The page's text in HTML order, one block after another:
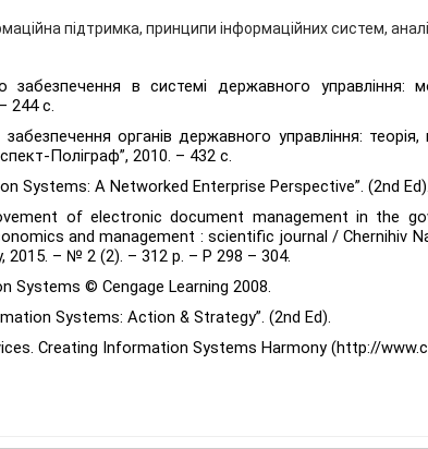
підтримка, принципи інформаційних систем,
забезпечення в системі державного управління:
244 с.
органів державного управління:
Поліграф”, 2010. – 432 с.
Systems: A Networked Enterprise Perspective”. (2nd Ed).
of electronic document management in the
and management : scientific journal / Chernihiv
2015. – № 2 (2). – 312 p. – P 298 – 304.
Systems © Cengage Learning 2008.
Systems: Action & Strategy”. (2nd Ed).
Creating Information Systems Harmony (http://